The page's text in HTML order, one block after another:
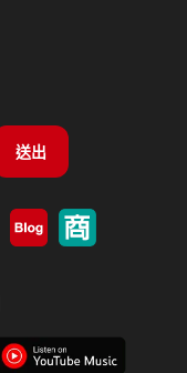
送出